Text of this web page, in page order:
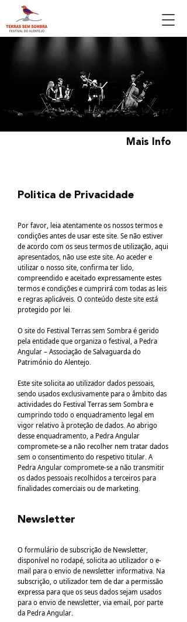
Mais Info
Politica de Privacidade
Por favor, leia atentamente os nossos termos e
condições antes de usar este site. Se não estiver
de acordo com os seus termos de utilização, aqui
apresentados, não use este site. Ao aceder e
utilizar o nosso site, confirma ter lido,
compreendido e aceitado expressamente estes
termos e condições e cumprirá com todas as leis
e regras aplicáveis. O conteúdo deste site está
protegido por lei.
O site do Festival Terras sem Sombra é gerido
pela entidade que organiza o festival, a Pedra
Angular – Associação de Salvaguarda do
Património do Alentejo.
Este site solicita ao utilizador dados pessoais,
sendo usados exclusivamente para o âmbito das
actividades do Festival Terras sem Sombra e
cumprindo todo o enquadramento legal em
vigor relativo à proteção de dados. Ao abrigo
desse enquadramento, a Pedra Angular
compromete-se a não recolher nem tratar dados
sem o consentimento do respetivo titular. A
Pedra Angular compromete-se a não transmitir
os dados pessoais recolhidos a terceiros para
finalidades comerciais ou de marketing.
Newsletter
O formulário de subscrição de Newsletter,
disponível no rodapé, solicita ao utilizador o e-
mail para o envio de newsletter informativa. Na
subscrição, o utilizador tem de dar a permissão
expressa para que os seus dados sejam usados
para o envio de newsletter, via email, por parte
da Pedra Angular.